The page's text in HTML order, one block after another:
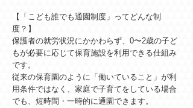
【「こども誰でも通園制度」ってどんな制
度？】
保護者の就労状況にかかわらず、0〜2歳の子ど
もが必要に応じて保育施設を利用できる仕組み
です。
従来の保育園のように「働いていること」が利
用条件ではなく、家庭で子育てをしている場合
でも、短時間・一時的に通園できます。